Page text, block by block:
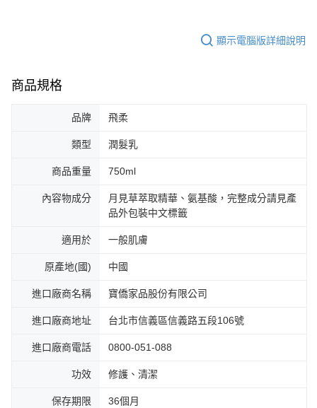
顯示電腦版詳細說明
商品規格
品牌 飛柔
類型 潤髮乳
商品重量 750ml
內容物成分
月見草萃取精華、氨基酸，完整成分請見產
品外包裝中文標籤
適用於 一般肌膚
原產地(國) 中國
進口廠商名稱 寶僑家品股份有限公司
進口廠商地址 台北市信義區信義路五段106號
進口廠商電話 0800-051-088
功效 修護、清潔
保存期限 36個月